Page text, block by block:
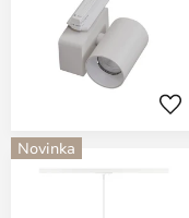
Novinka